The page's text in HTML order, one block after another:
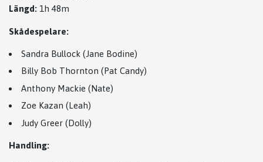
Längd: 1h 48m
Skådespelare:
Sandra Bullock (Jane Bodine)
Billy Bob Thornton (Pat Candy)
Anthony Mackie (Nate)
Zoe Kazan (Leah)
Judy Greer (Dolly)
Handling: